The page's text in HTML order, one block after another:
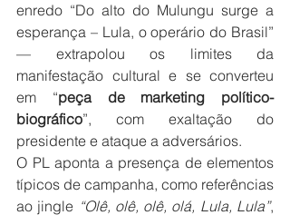
enredo “Do alto do Mulungu surge a
esperança – Lula, o operário do Brasil”
— extrapolou os limites da
manifestação cultural e se converteu
em “peça de marketing político-
biográfico”, com exaltação do
presidente e ataque a adversários.
O PL aponta a presença de elementos
típicos de campanha, como referências
ao jingle “Olê, olê, olê, olá, Lula, Lula”,